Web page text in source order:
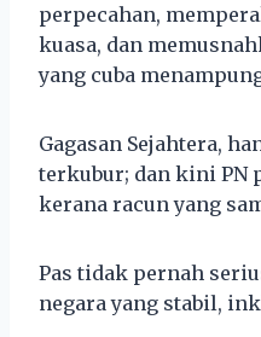
perpecahan,
kuasa, dan
yang cuba
Gagasan Sejahtera,
terkubur; dan kini PN
kerana racun yang
Pas tidak pernah
negara yang stabil,